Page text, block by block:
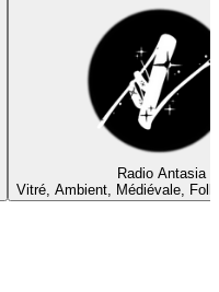
Radio Antasia
Vitré, Ambient, Médiévale,